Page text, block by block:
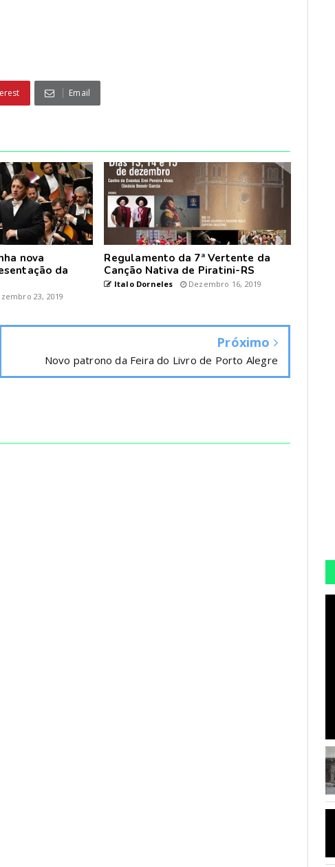
Email
nova
da
23, 2019
Regulamento da 7ª Vertente da
Canção Nativa de Piratini-RS
Italo Dorneles Dezembro 16, 2019
Próximo
Novo patrono da Feira do Livro de Porto Alegre